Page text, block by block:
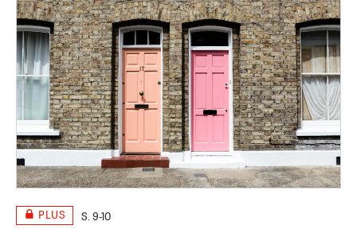
PLUS S. 9-10